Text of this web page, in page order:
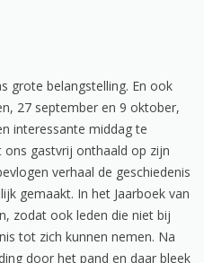
grote belangstelling. En ook
27 september en 9 oktober,
interessante middag te
gastvrij onthaald op zijn
verhaal de geschiedenis
gemaakt. In het Jaarboek van
zodat ook leden die niet bij
tot zich kunnen nemen. Na
door het pand en daar bleek